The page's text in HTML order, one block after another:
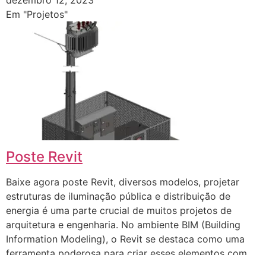
Em "Projetos"
Poste Revit
Baixe agora poste Revit, diversos modelos, projetar
estruturas de iluminação pública e distribuição de
energia é uma parte crucial de muitos projetos de
arquitetura e engenharia. No ambiente BIM (Building
Information Modeling), o Revit se destaca como uma